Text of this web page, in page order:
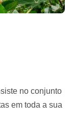
no conjunto
em toda a sua